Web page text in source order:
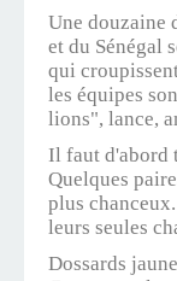
Une douzaine
et du Sénégal
qui
les équipes
lions", lance,
Il faut d'abord
Quelques
plus
leurs seules
Dossards